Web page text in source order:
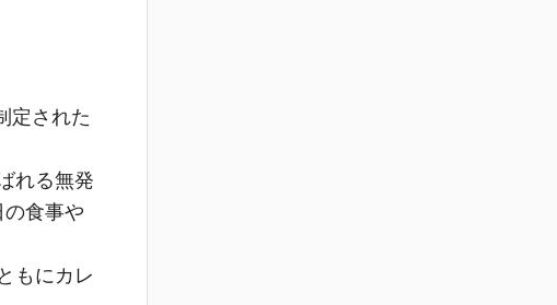
定された
れる無発
食事や
もにカレ